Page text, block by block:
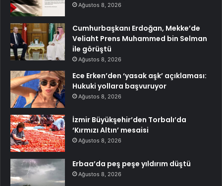
Ağustos 8, 2026
Cumhurbaşkanı Erdoğan, Mekke’de
Veliaht Prens Muhammed bin Selman
ile görüştü
Ağustos 8, 2026
Ece Erken’den ‘yasak aşk’ açıklaması:
Hukuki yollara başvuruyor
Ağustos 8, 2026
İzmir Büyükşehir’den Torbalı’da
‘Kırmızı Altın’ mesaisi
Ağustos 8, 2026
Erbaa’da peş peşe yıldırım düştü
Ağustos 8, 2026